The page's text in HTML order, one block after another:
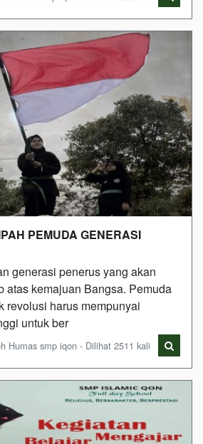
PEMUDA GENERASI
generasi penerus yang akan
atas kemajuan Bangsa. Pemuda
revolusi harus mempunyai
untuk ber
Humas smp iqon - Dilihat 2511 kali